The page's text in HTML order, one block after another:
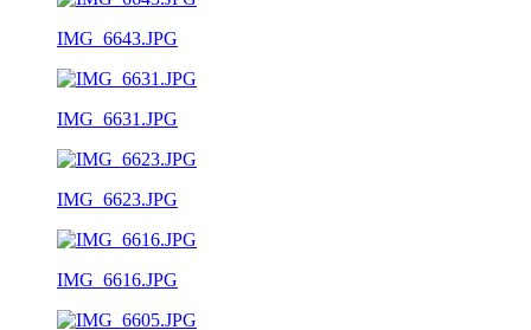
IMG_6643.JPG
IMG_6631.JPG
IMG_6623.JPG
IMG_6616.JPG